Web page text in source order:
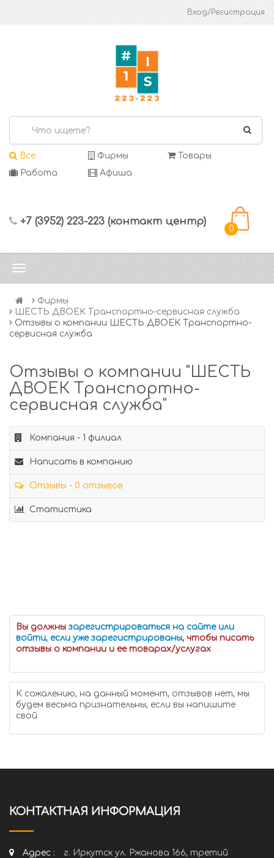
Вход/Регистрация
Все Фирмы
Товары
Работа
Афиша
+7 (3952) 223-223 (контакт центр)
0
Фирмы
ШЕСТЬ ДВОЕК Транспортно-сервисная служба
Отзывы о компании ШЕСТЬ ДВОЕК Транспортно-
сервисная служба
Отзывы о компании "ШЕСТЬ
ДВОЕК Транспортно-
сервисная служба"
Компания - 1 филиал
Написать в компанию
Отзывы - 0 отзывов
Статистика
Вы должны зарегистрироваться на сайте или
войти, если уже зарегистрированы, чтобы писать
отзывы о компании и ее товарах/услугах
К сожалению, на данный момент, отзывов нет, мы
будем весьма признательны, если вы напишите
свой
КОНТАКТНАЯ ИНФОРМАЦИЯ
Адрес :
г. Иркутск ул. Ржанова 166, третий